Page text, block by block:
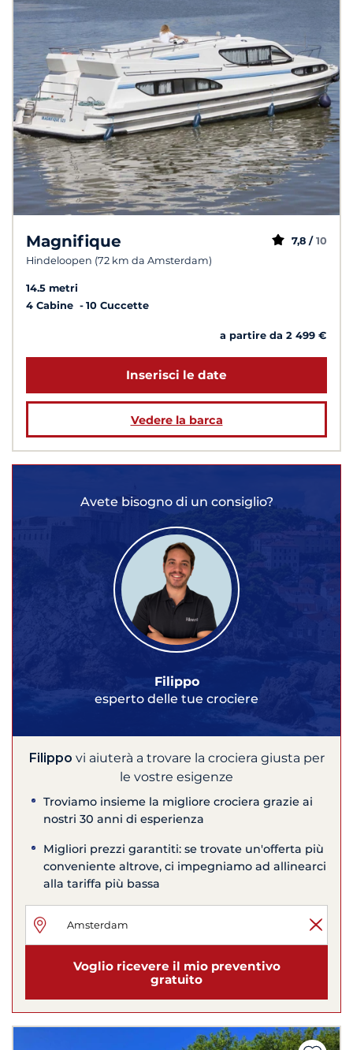
Magnifique
Hindeloopen (72 km da Amsterdam)
7,8 / 10
14.5 metri
4 Cabine
10 Cuccette
a partire da 2 499 €
Inserisci le date
Vedere la barca
Avete bisogno di un consiglio?
Filippo
esperto delle tue crociere
Filippo vi aiuterà a trovare la crociera giusta per
le vostre esigenze
Troviamo insieme la migliore crociera grazie ai
nostri 30 anni di esperienza
Migliori prezzi garantiti: se trovate un'offerta più
conveniente altrove, ci impegniamo ad allinearci
alla tariffa più bassa
Voglio ricevere il mio preventivo
gratuito